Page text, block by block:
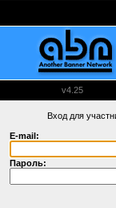
v4.25
Вход для
E-mail:
Пароль: